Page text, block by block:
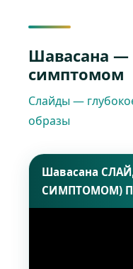
Шавасана —
симптомом
Слайды —
образы
Шавасана
СИМПТОМОМ)